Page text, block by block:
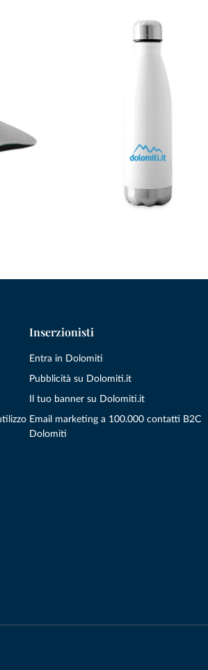
Inserzionisti
Entra in Dolomiti
Pubblicità su Dolomiti.it
Il tuo banner su Dolomiti.it
Email marketing a 100.000 contatti B2C
Dolomiti